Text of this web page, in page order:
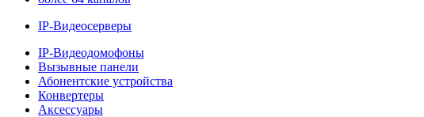
IP-Видеосерверы
IP-Видеодомофоны
Вызывные панели
Абонентские устройства
Конвертеры
Аксессуары